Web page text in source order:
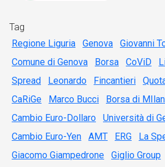
Tag
Regione Liguria
Genova
Giovanni
Comune di Genova
Borsa CoViD
Spread
Leonardo Fincantieri
CaRiGe
Marco Bucci Borsa di
Cambio Euro-Dollaro
Università di
Cambio Euro-Yen
AMT ERG La
Giacomo Giampedrone
Giglio Group